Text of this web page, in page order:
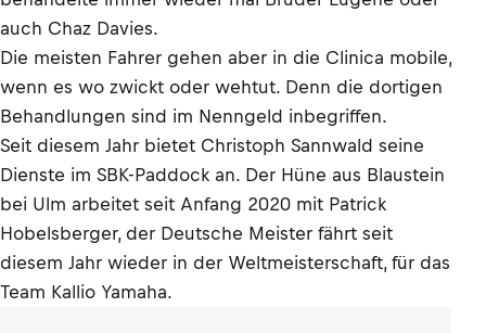
auch Chaz Davies.
Die meisten Fahrer gehen aber in die Clinica mobile,
wenn es wo zwickt oder wehtut. Denn die dortigen
Behandlungen sind im Nenngeld inbegriffen.
Seit diesem Jahr bietet Christoph Sannwald seine
Dienste im SBK-Paddock an. Der Hüne aus Blaustein
bei Ulm arbeitet seit Anfang 2020 mit Patrick
Hobelsberger, der Deutsche Meister fährt seit
diesem Jahr wieder in der Weltmeisterschaft, für das
Team Kallio Yamaha.